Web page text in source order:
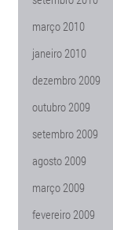
março 2010
janeiro 2010
dezembro 2009
outubro 2009
setembro 2009
agosto 2009
março 2009
fevereiro 2009